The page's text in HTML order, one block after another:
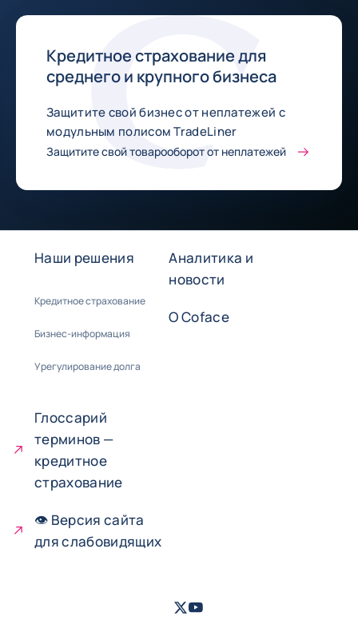
Кредитное страхование для
среднего и крупного бизнеса
Защитите свой бизнес от неплатежей с
модульным полисом TradeLiner
Защитите свой товарооборот от неплатежей
Наши решения
Кредитное страхование
Бизнес-информация
Урегулирование долга
Аналитика и
новости
О Coface
Глоссарий
терминов —
кредитное
страхование
👁 Версия сайта
для слабовидящих
TwitterYoutube